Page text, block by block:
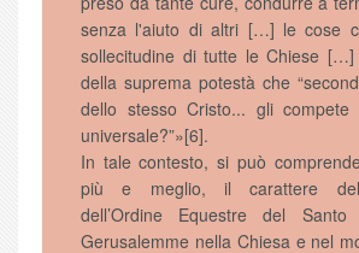
senza l'aiuto di altri […] le cose
sollecitudine di tutte le Chiese […]
della suprema potestà che
dello stesso Cristo... gli compete
universale?”»[6].
In tale contesto, si può
più e meglio, il carattere
dell’Ordine Equestre del
Gerusalemme nella Chiesa e nel